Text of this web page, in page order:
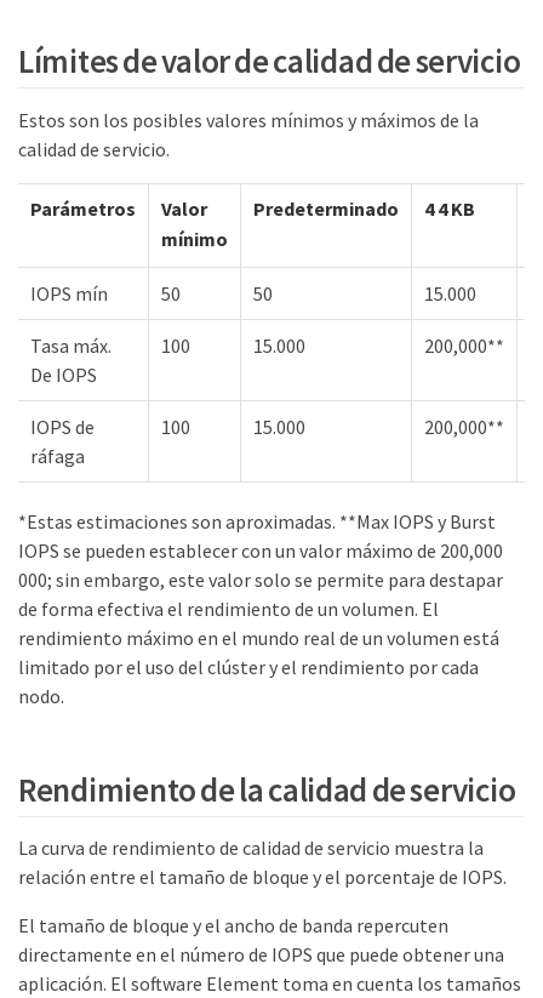
Límites de valor de calidad de servicio
Estos son los posibles valores mínimos y máximos de la
calidad de servicio.
Parámetros
Valor
mínimo
Predeterminado 4 4 KB
IOPS mín 50 50 15.000
Tasa máx.
De IOPS
100 15.000 200,000**
IOPS de
ráfaga
100 15.000 200,000**
*Estas estimaciones son aproximadas. **Max IOPS y Burst
IOPS se pueden establecer con un valor máximo de 200,000
000; sin embargo, este valor solo se permite para destapar
de forma efectiva el rendimiento de un volumen. El
rendimiento máximo en el mundo real de un volumen está
limitado por el uso del clúster y el rendimiento por cada
nodo.
Rendimiento de la calidad de servicio
La curva de rendimiento de calidad de servicio muestra la
relación entre el tamaño de bloque y el porcentaje de IOPS.
El tamaño de bloque y el ancho de banda repercuten
directamente en el número de IOPS que puede obtener una
aplicación. El software Element toma en cuenta los tamaños